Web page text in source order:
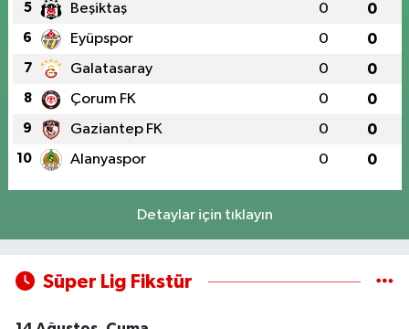
5 Beşiktaş 0 0
6 Eyüpspor 0 0
7 Galatasaray 0 0
8 Çorum FK 0 0
9 Gaziantep FK 0 0
10 Alanyaspor 0 0
Detaylar için tıklayın
Süper Lig Fikstür